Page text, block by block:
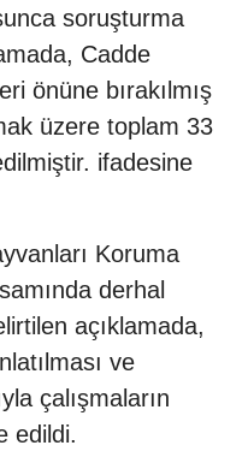
soruşturma
Cadde
önüne bırakılmış
üzere toplam 33
ifadesine
Koruma
derhal
açıklamada,
ve
çalışmaların
edildi.